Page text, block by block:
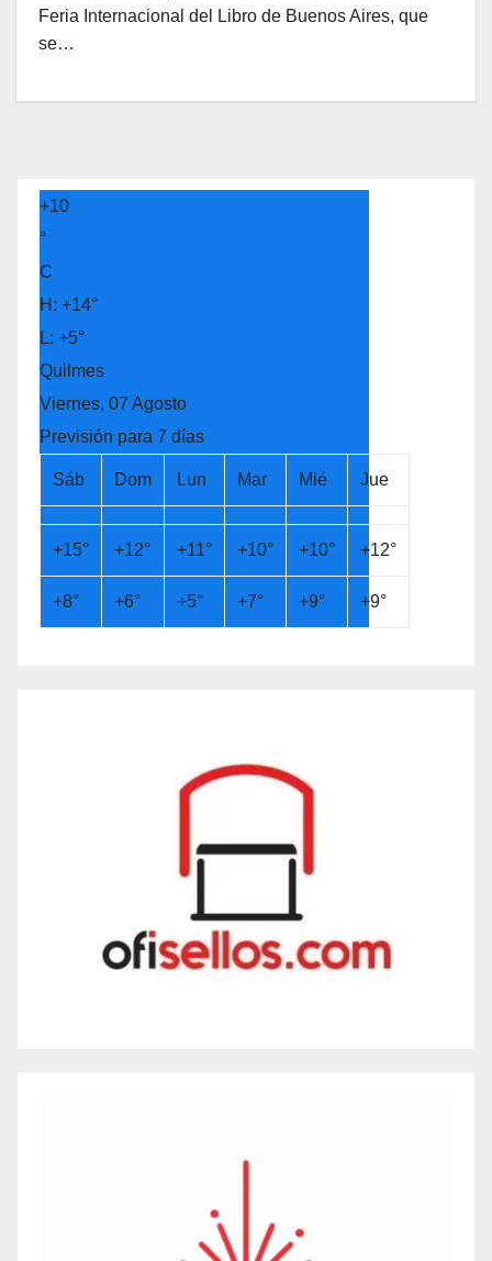
Feria Internacional del Libro de Buenos Aires, que
se…
+10
°
C
H: +14°
L: +5°
Quilmes
Viernes, 07 Agosto
Previsión para 7 días
Sáb Dom Lun Mar Mié Jue
+15° +12° +11° +10° +10° +12°
+8° +6° +5° +7° +9° +9°